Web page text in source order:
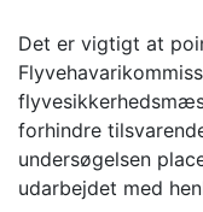
Det er vigtigt at
forhindre
undersøgelsen
udarbejdet med